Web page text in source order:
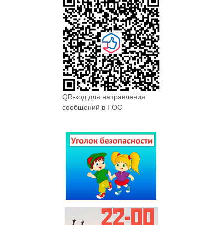
QR-код для направления
сообщений в ПОС